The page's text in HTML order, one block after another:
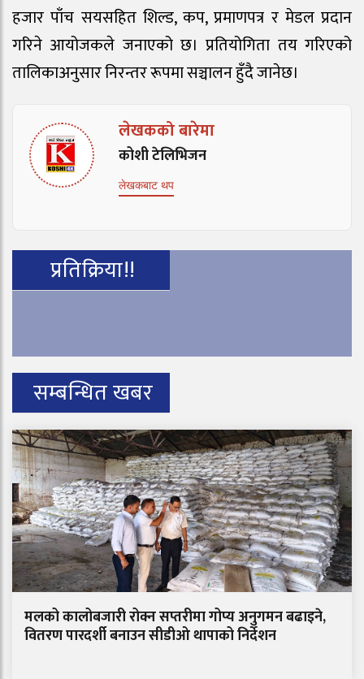
हजार पाँच सयसहित शिल्ड, कप, प्रमाणपत्र र मेडल प्रदान
गरिने आयोजकले जनाएको छ। प्रतियोगिता तय गरिएको
तालिकाअनुसार निरन्तर रूपमा सञ्चालन हुँदै जानेछ।
लेखकको बारेमा
कोशी टेलिभिजन
लेखकबाट थप
प्रतिक्रिया!!
सम्बन्धित खबर
मलको कालोबजारी रोक्न सप्तरीमा गोप्य अनुगमन बढाइने,
वितरण पारदर्शी बनाउन सीडीओ थापाको निर्देशन